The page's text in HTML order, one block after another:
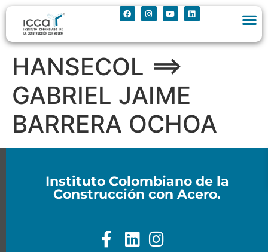
HANSECOL ==>
GABRIEL JAIME
BARRERA OCHOA
Instituto Colombiano de la
Construcción con Acero.